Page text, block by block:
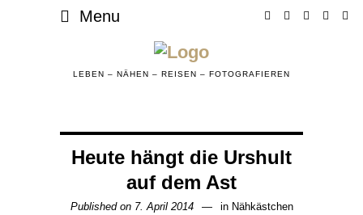
Menu
LEBEN – NÄHEN – REISEN – FOTOGRAFIEREN
Heute hängt die Urshult
auf dem Ast
Published on 7. April 201415.
in Nähkästchen